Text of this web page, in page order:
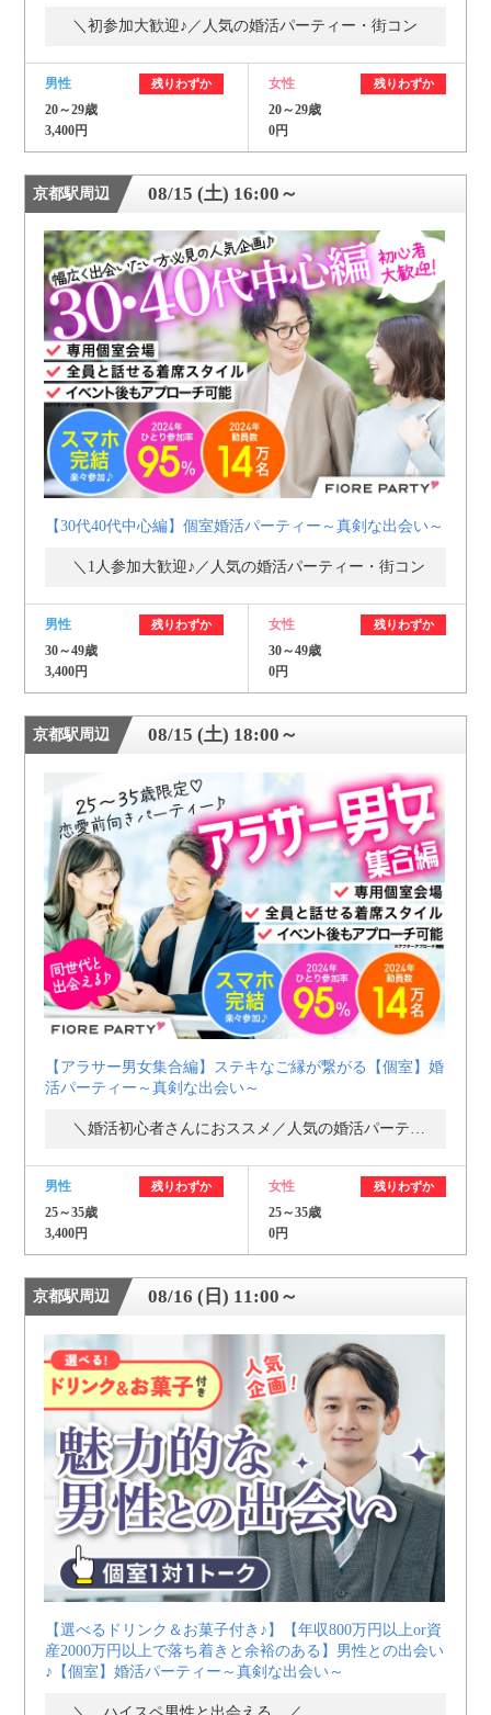
＼初参加大歓迎♪／人気の婚活パーティー・街コン
男性 残りわずか
20～29歳
3,400円
女性 残りわずか
20～29歳
0円
京都駅周辺 08/15 (土) 16:00～
【30代40代中心編】個室婚活パーティー～真剣な出会い～
＼1人参加大歓迎♪／人気の婚活パーティー・街コン
男性 残りわずか
30～49歳
3,400円
女性 残りわずか
30～49歳
0円
京都駅周辺 08/15 (土) 18:00～
【アラサー男女集合編】ステキなご縁が繋がる【個室】婚
活パーティー～真剣な出会い～
＼婚活初心者さんにおススメ／人気の婚活パーティー・街コン
男性 残りわずか
25～35歳
3,400円
女性 残りわずか
25～35歳
0円
京都駅周辺 08/16 (日) 11:00～
【選べるドリンク＆お菓子付き♪】【年収800万円以上or資
産2000万円以上で落ち着きと余裕のある】男性との出会い
♪【個室】婚活パーティー～真剣な出会い～